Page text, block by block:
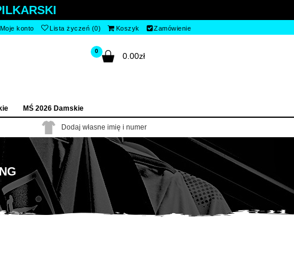
Moje konto Lista życzeń (0) Koszyk Zamówienie
0
0.00zł
MŚ 2026 Damskie
Dodaj własne imię i numer